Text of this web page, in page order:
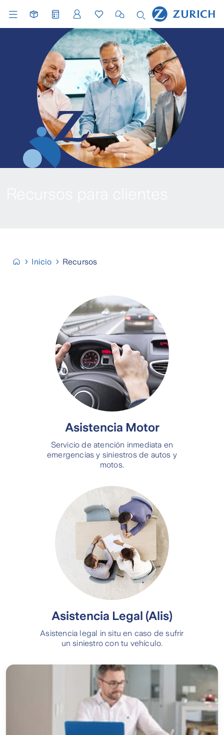
Inicio Recursos
Asistencia Motor
Servicio de atención inmediata en
emergencias y siniestros de autos y
motos.
Asistencia Legal (Alis)
Asistencia legal in situ en caso de sufrir
un siniestro con tu vehículo.